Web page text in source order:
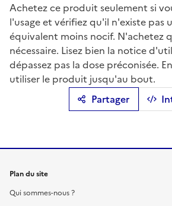
Partager
Achetez ce produit seulement si
l'usage et vérifiez qu'il n'existe pas
équivalent moins nocif. N'achetez
nécessaire. Lisez bien la notice
dépassez pas la dose préconisée.
utiliser le produit jusqu'au bout.
Plan du site
Qui sommes-nous ?